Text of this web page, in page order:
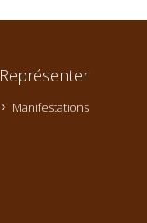
Représenter
Manifestations